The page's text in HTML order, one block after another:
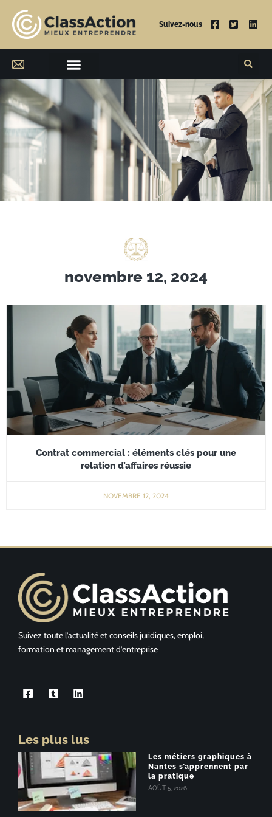
Suivez-nous
novembre 12, 2024
Contrat commercial : éléments clés pour une
relation d’affaires réussie
NOVEMBRE 12, 2024
Suivez toute l’actualité et conseils juridiques, emploi,
formation et management d’entreprise
Les plus lus
Les métiers graphiques à
Nantes s’apprennent par
la pratique
AOÛT 5, 2026